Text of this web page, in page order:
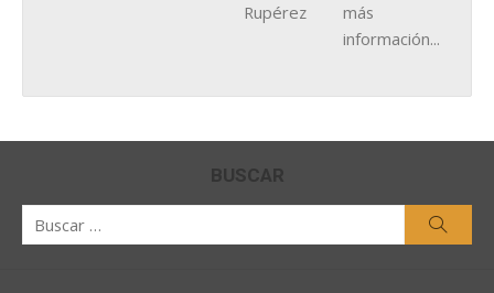
más
información...
BUSCAR